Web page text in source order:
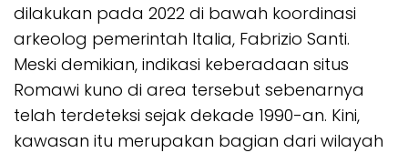
dilakukan pada 2022 di bawah koordinasi
arkeolog pemerintah Italia, Fabrizio Santi.
Meski demikian, indikasi keberadaan situs
Romawi kuno di area tersebut sebenarnya
telah terdeteksi sejak dekade 1990-an. Kini,
kawasan itu merupakan bagian dari wilayah